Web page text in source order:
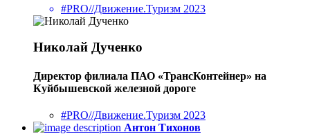
#PRO//Движение.Туризм 2023
Николай Дученко
Директор филиала ПАО «ТрансКонтейнер» на
Куйбышевской железной дороге
#PRO//Движение.Туризм 2023
Антон Тихонов